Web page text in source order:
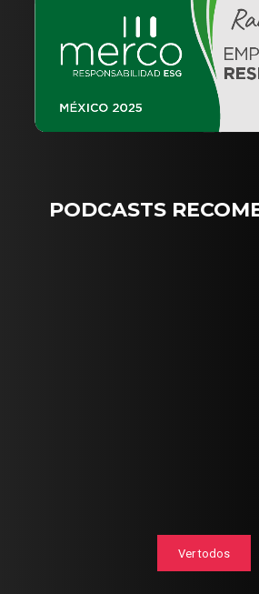
PODCASTS
Ver todos